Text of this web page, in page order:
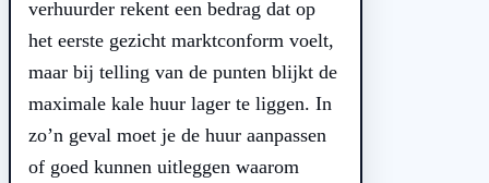
verhuurder rekent een bedrag dat op
het eerste gezicht marktconform voelt,
maar bij telling van de punten blijkt de
maximale kale huur lager te liggen. In
zo’n geval moet je de huur aanpassen
of goed kunnen uitleggen waarom